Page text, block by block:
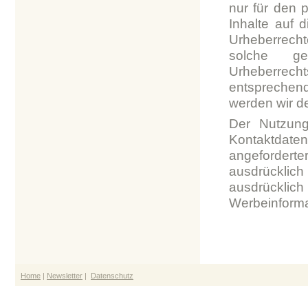
nur für den
Inhalte auf
solche
werden wir
Der
Home | Newsletter | Datenschutz